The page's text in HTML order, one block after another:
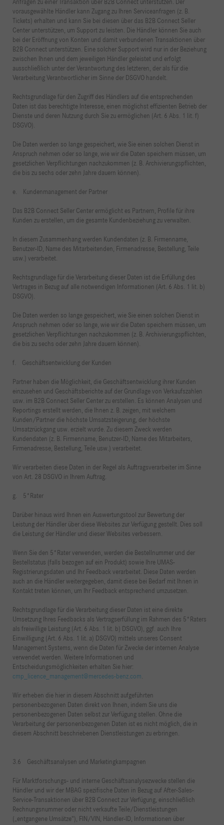
Anfragen zu einer Transaktion über B2B Connect unterstützen. Der
vorausgewählte Händler kann Zugang zu Ihren Serviceanfragen (z. B.
Tickets) erhalten und kann Sie bei diesen über das B2B Connect Seller
Center unterstützen, um Support zu leisten. Die Händler können Sie auch
bei der Eröffnung von Konten und damit verbundenen Transaktionen über
B2B Connect unterstützen. Eine solcher Support wird nur in der Beziehung
zwischen Ihnen und dem jeweiligen Händler geleistet und erfolgt
ausschließlich unter der Verantwortung des letzteren, der als für die
Verarbeitung Verantwortlicher im Sinne der DSGVO handelt.
Rechtsgrundlage für den Zugriff des Händlers auf die entsprechenden
Daten ist das berechtigte Interesse, einen möglichst effizienten Betrieb der
Dienste und deren Nutzung durch Sie zu ermöglichen (Art. 6 Abs. 1 lit. f)
DSGVO).
Die Daten werden so lange gespeichert, wie Sie einen solchen Dienst in
Anspruch nehmen oder so lange, wie wir die Daten speichern müssen, um
gesetzlichen Verpflichtungen nachzukommen (z. B. Archivierungspflichten,
die bis zu sechs oder zehn Jahre dauern können).
e. Kundenmanagement der Partner
Das B2B Connect Seller Center ermöglicht es Partnern, Profile für ihre
Kunden zu erstellen, um die gesamte Kundenbeziehung zu verwalten.
In diesem Zusammenhang werden Kundendaten (z. B. Firmenname,
Benutzer-ID, Name des Mitarbeitenden, Firmenadresse, Bestellung, Teile
usw.) verarbeitet.
Rechtsgrundlage für die Verarbeitung dieser Daten ist die Erfüllung des
Vertrages in Bezug auf alle notwendigen Informationen (Art. 6 Abs. 1 lit. b)
DSGVO).
Die Daten werden so lange gespeichert, wie Sie einen solchen Dienst in
Anspruch nehmen oder so lange, wie wir die Daten speichern müssen, um
gesetzlichen Verpflichtungen nachzukommen (z. B. Archivierungspflichten,
die bis zu sechs oder zehn Jahre dauern können).
f. Geschäftsentwicklung der Kunden
Partner haben die Möglichkeit, die Geschäftsentwicklung ihrer Kunden
einzusehen und Geschäftsberichte auf der Grundlage von Verkaufszahlen
usw. im B2B Connect Seller Center zu erstellen. Es können Analysen und
Reportings erstellt werden, die Ihnen z. B. zeigen, mit welchem
Kunden/Partner die höchste Umsatzsteigerung, der höchste
Umsatzrückgang usw. erzielt wurde. Zu diesem Zweck werden
Kundendaten (z. B. Firmenname, Benutzer-ID, Name des Mitarbeiters,
Firmenadresse, Bestellung, Teile usw.) verarbeitet.
Wir verarbeiten diese Daten in der Regel als Auftragsverarbeiter im Sinne
von Art. 28 DSGVO in Ihrem Auftrag.
g. 5*Rater
Darüber hinaus wird Ihnen ein Auswertungstool zur Bewertung der
Leistung der Händler über diese Websites zur Verfügung gestellt. Dies soll
die Leistung der Händler und dieser Websites verbessern.
Wenn Sie den 5*Rater verwenden, werden die Bestellnummer und der
Bestellstatus (falls bezogen auf ein Produkt) sowie Ihre UMAS-
Registrierungsdaten und Ihr Feedback verarbeitet. Diese Daten werden
auch an die Händler weitergegeben, damit diese bei Bedarf mit Ihnen in
Kontakt treten können, um Ihr Feedback entsprechend umzusetzen.
Rechtsgrundlage für die Verarbeitung dieser Daten ist eine direkte
Umsetzung Ihres Feedbacks als Vertragserfüllung im Rahmen des 5*Raters
als freiwillige Leistung (Art. 6 Abs. 1 lit. b) DSGVO), ggf. auch Ihre
Einwilligung (Art. 6 Abs. 1 lit. a) DSGVO) mittels unseres Consent
Management Systems, wenn die Daten für Zwecke der internen Analyse
verwendet werden. Weitere Informationen und
Entscheidungsmöglichkeiten erhalten Sie hier:
cmp_licence_management@mercedes-benz.com.
Wir erheben die hier in diesem Abschnitt aufgeführten
personenbezogenen Daten direkt von Ihnen, indem Sie uns die
personenbezogenen Daten selbst zur Verfügung stellen. Ohne die
Verarbeitung der personenbezogenen Daten ist es nicht möglich, die in
diesem Abschnitt beschriebenen Dienstleistungen zu erbringen.
3.6 Geschäftsanalysen und Marketingkampagnen
Für Marktforschungs- und interne Geschäftsanalysezwecke stellen die
Händler und wir der MBAG spezifische Daten in Bezug auf After-Sales-
Service-Transaktionen über B2B Connect zur Verfügung, einschließlich
Rechnungsnummer oder nicht verkaufte Teile/Dienstleistungen
(„entgangene Umsätze“), FIN/VIN, Händler-ID, Informationen über